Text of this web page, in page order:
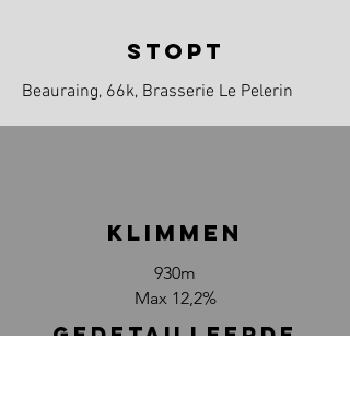
stopt
Beauraing, 66k, Brasserie Le Pelerin
klimmen
930m
Max 12,2%
GEDETAILLEERDE